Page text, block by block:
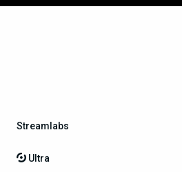
Streamlabs
Ultra